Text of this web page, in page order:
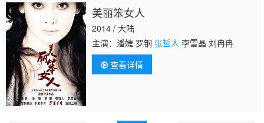
雯 彭振中 吴克刚 王孟志 李欣阳 牛淏然 张
凯 朱旭 凌邦祖 马龙 孟霞 袁江轶 吴勇泉 周尔
宓 陈旺林 周跃芳 李旗山 英雄 张
美丽笨女人
2014 / 大陆
主演：潘婕 罗钢 张哲人 李雪晶 刘冉冉
查看详情